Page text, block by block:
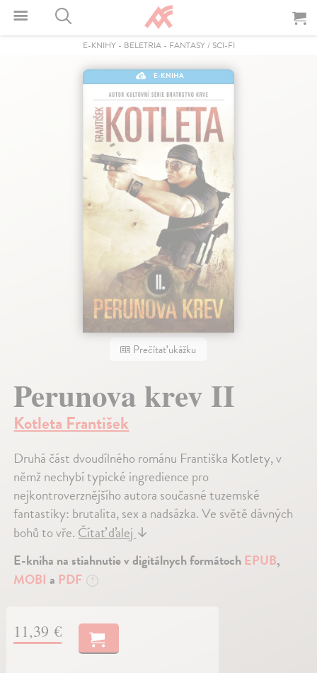
E-KNIHY- BELETRIA- FANTASY / SCI-FI
E-KNIHA
Prečítať ukážku
Perunova krev II
Kotleta František
Druhá část dvoudílného románu Františka Kotlety, v
němž nechybí typické ingredience pro
nejkontroverznějšího autora současné tuzemské
fantastiky: brutalita, sex a nadsázka. Ve světě dávných
bohů to vře.Čítať ďalej↓
E-kniha na stiahnutie v digitálnych formátoch EPUB,
MOBI a PDF ?
11,39 €